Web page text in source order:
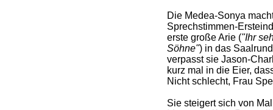
Die Medea-Sonya
Sprechstimmen-
erste große Arie ("Ihr
Söhne") in das
verpasst sie Jason-
kurz mal in die Eier,
Nicht schlecht, Frau
Sie steigert sich von